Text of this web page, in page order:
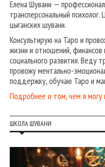
Елена Шувани —
трансперсональный
цыганских шувани.
Консультирую на Таро и
жизни и отношений, финансов
социального развития. Веду
провожу ментально-
поддержку, обучаю Таро и
Подробнее о том, чем я могу
ШКОЛА ШУВАНИ